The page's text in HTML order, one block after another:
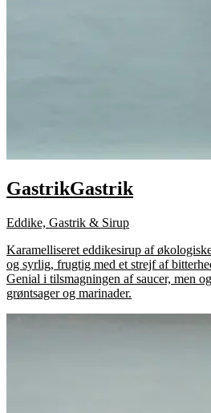
GastrikGastrik
Eddike, Gastrik & Sirup
Karamelliseret eddikesirup af
og syrlig, frugtig med et strejf af
Genial i tilsmagningen af saucer, men
grøntsager og marinader.